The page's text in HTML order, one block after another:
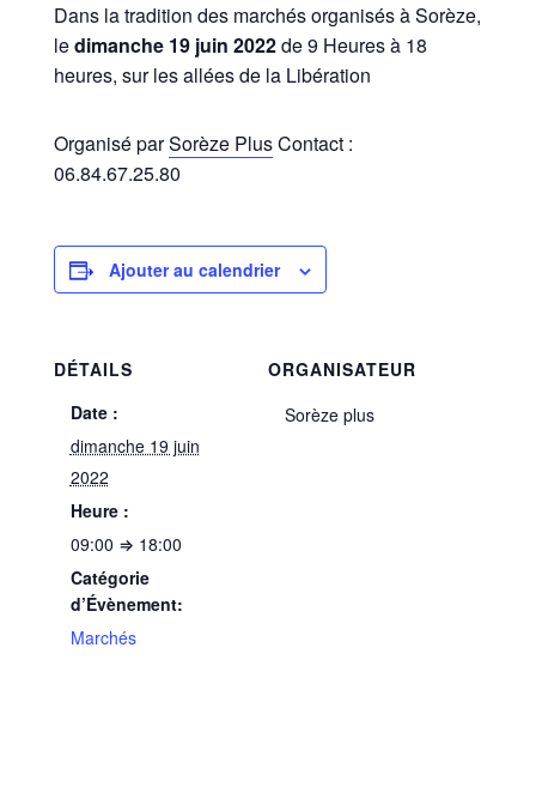
Dans la tradition des marchés organisés à Sorèze,
ledimanche 19 juin 2022de 9 Heures à 18
heures, sur les allées de la Libération
Organisé parSorèze PlusContact :
06.84.67.25.80
Ajouter au calendrier
DÉTAILS
Date :
dimanche 19 juin
2022
Heure :
09:00 ⇒ 18:00
Catégorie
d’Évènement:
Marchés
ORGANISATEUR
Sorèze plus